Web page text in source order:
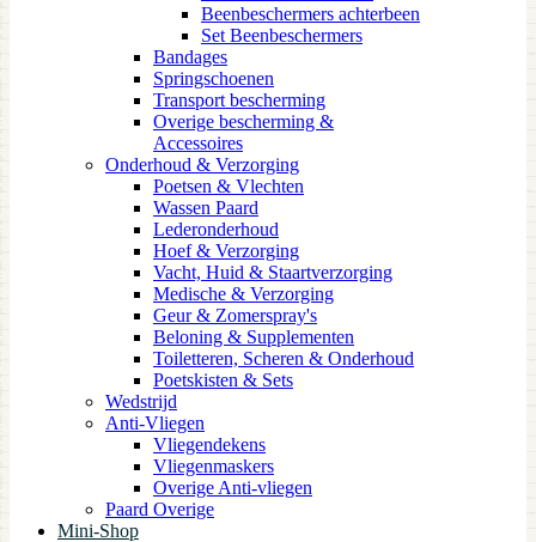
Beenbeschermers achterbeen
Set Beenbeschermers
Bandages
Springschoenen
Transport bescherming
Overige bescherming &
Accessoires
Onderhoud & Verzorging
Poetsen & Vlechten
Wassen Paard
Lederonderhoud
Hoef & Verzorging
Vacht, Huid & Staartverzorging
Medische & Verzorging
Geur & Zomerspray's
Beloning & Supplementen
Toiletteren, Scheren & Onderhoud
Poetskisten & Sets
Wedstrijd
Anti-Vliegen
Vliegendekens
Vliegenmaskers
Overige Anti-vliegen
Paard Overige
Mini-Shop